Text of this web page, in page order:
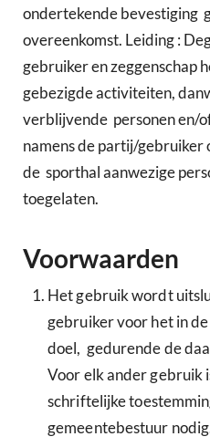
ondertekende bevestiging
overeenkomst. Leiding :
gebruiker en zeggenschap
gebezigde activiteiten,
verblijvende personen en/
namens de partij/gebruiker
de sporthal aanwezige
toegelaten.
Voorwaarden
Het gebruik wordt
gebruiker voor het in
doel, gedurende de
Voor elk ander gebruik
schriftelijke
gemeentebestuur